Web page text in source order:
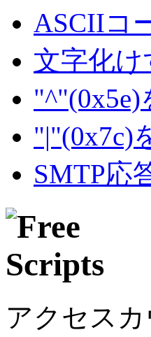
ASCIIコ
文字化
"|"(0x7c)
SMTP応
アクセスカ